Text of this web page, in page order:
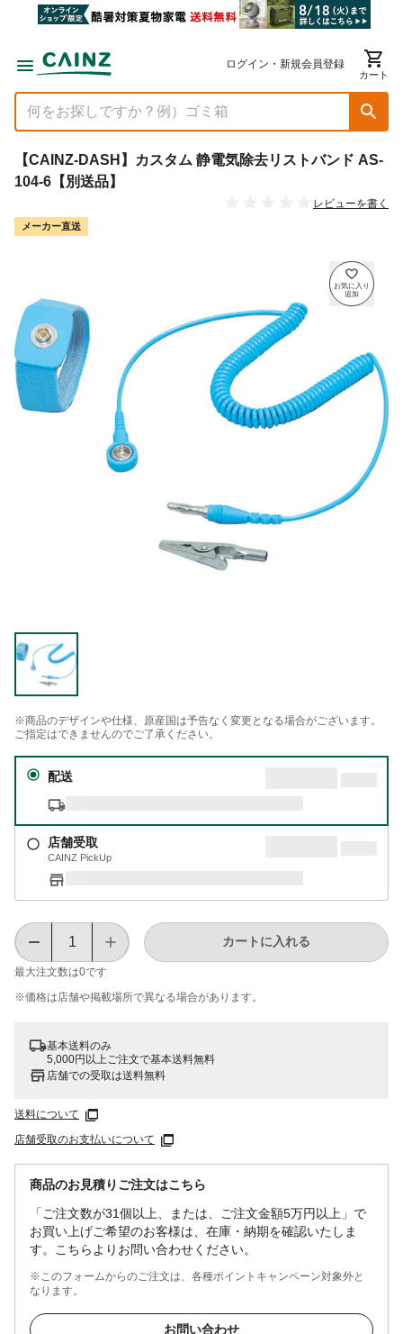
ログイン・新規会員登録
カート
【CAINZ-DASH】カスタム 静電気除去リストバンド AS-
104-6【別送品】
レビューを書く
メーカー直送
※商品のデザインや仕様、原産国は予告なく変更となる場合がございます。
ご指定はできませんのでご了承ください。
配送
店舗受取
CAINZ PickUp
最大注文数は0です
カートに入れる
※価格は​店舗や​掲載場所で​異なる​場合が​あります。
基本送料のみ
5,000円以上ご注文で基本送料無料
店舗での受取は送料無料
送料について
店舗受取のお支払いについて
商品のお見積りご注文はこちら
「ご注文数が31個以上、または、ご注文金額5万円以上」で
お買い上げご希望のお客様は、在庫・納期を確認いたしま
す。こちらよりお問い合わせください。
※このフォームからのご注文は、各種ポイントキャンペーン対象外と
なります。
お問い合わせ